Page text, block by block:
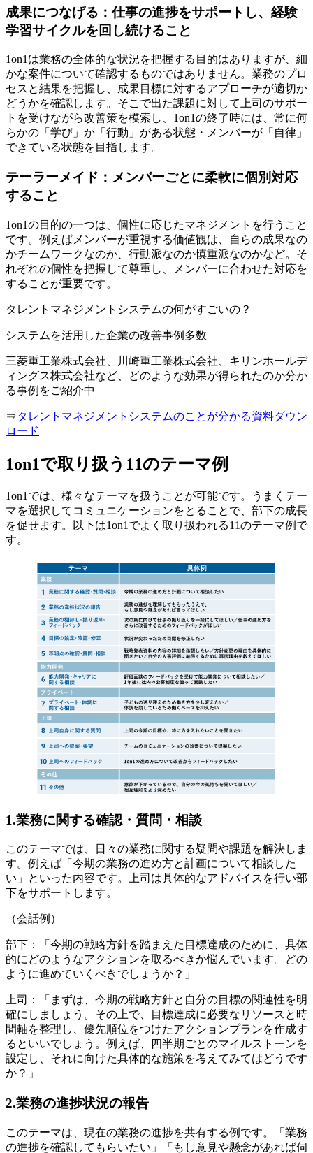
成果につなげる：仕事の進捗をサポートし、経験
学習サイクルを回し続けること
1on1は業務の全体的な状況を把握する目的はありますが、細
かな案件について確認するものではありません。業務のプロ
セスと結果を把握し、成果目標に対するアプローチが適切か
どうかを確認します。そこで出た課題に対して上司のサポー
トを受けながら改善策を模索し、1on1の終了時には、常に何
らかの「学び」か「行動」がある状態・メンバーが「自律」
できている状態を目指します。
テーラーメイド：メンバーごとに柔軟に個別対応
すること
1on1の目的の一つは、個性に応じたマネジメントを行うこと
です。例えばメンバーが重視する価値観は、自らの成果なの
かチームワークなのか、行動派なのか慎重派なのかなど。そ
れぞれの個性を把握して尊重し、メンバーに合わせた対応を
することが重要です。
タレントマネジメントシステムの何がすごいの？
システムを活用した企業の改善事例多数
三菱重工業株式会社、川崎重工業株式会社、キリンホールデ
ィングス株式会社など、どのような効果が得られたのか分か
る事例をご紹介中
⇒タレントマネジメントシステムのことが分かる資料ダウン
ロード
1on1で取り扱う11のテーマ例
1on1では、様々なテーマを扱うことが可能です。うまくテー
マを選択してコミュニケーションをとることで、部下の成長
を促せます。以下は1on1でよく取り扱われる11のテーマ例で
す。
1.業務に関する確認・質問・相談
このテーマでは、日々の業務に関する疑問や課題を解決しま
す。例えば「今期の業務の進め方と計画について相談した
い」といった内容です。上司は具体的なアドバイスを行い部
下をサポートします。
（会話例）
部下：「今期の戦略方針を踏まえた目標達成のために、具体
的にどのようなアクションを取るべきか悩んでいます。どの
ように進めていくべきでしょうか？」
上司：「まずは、今期の戦略方針と自分の目標の関連性を明
確にしましょう。その上で、目標達成に必要なリソースと時
間軸を整理し、優先順位をつけたアクションプランを作成す
るといいでしょう。例えば、四半期ごとのマイルストーンを
設定し、それに向けた具体的な施策を考えてみてはどうです
か？」
2.業務の進捗状況の報告
このテーマは、現在の業務の進捗を共有する例です。「業務
の進捗を確認してもらいたい」「もし意見や懸念があれば伺